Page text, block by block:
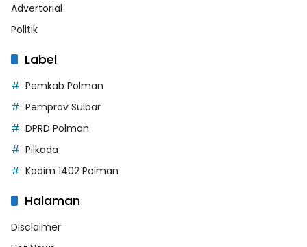
Advertorial
Politik
Label
Pemkab Polman
Pemprov Sulbar
DPRD Polman
Pilkada
Kodim 1402 Polman
Halaman
Disclaimer